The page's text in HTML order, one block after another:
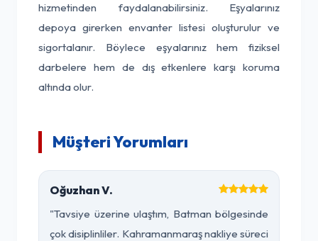
hizmetinden faydalanabilirsiniz. Eşyalarınız
depoya girerken envanter listesi oluşturulur ve
sigortalanır. Böylece eşyalarınız hem fiziksel
darbelere hem de dış etkenlere karşı koruma
altında olur.
Müşteri Yorumları
Oğuzhan V.
"Tavsiye üzerine ulaştım, Batman bölgesinde
çok disiplinliler. Kahramanmaraş nakliye süreci